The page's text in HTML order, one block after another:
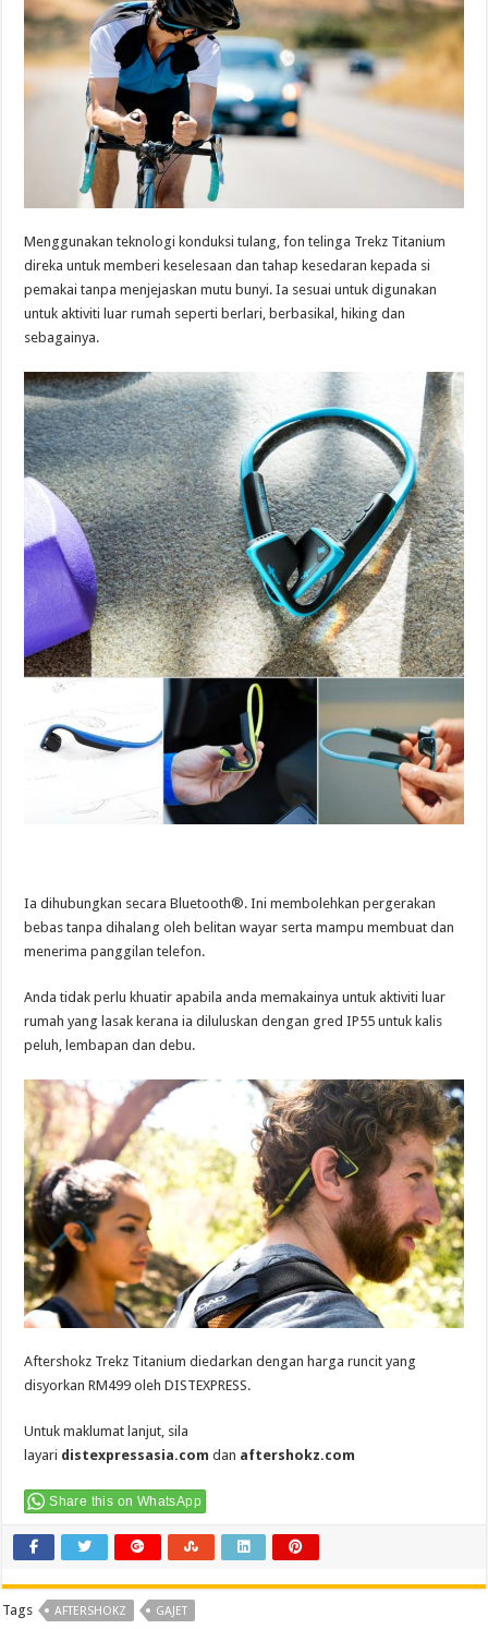
Menggunakan teknologi konduksi tulang, fon telinga Trekz Titanium
direka untuk memberi keselesaan dan tahap kesedaran kepada si
pemakai tanpa menjejaskan mutu bunyi. Ia sesuai untuk digunakan
untuk aktiviti luar rumah seperti berlari, berbasikal, hiking dan
sebagainya.
Ia dihubungkan secara Bluetooth®. Ini membolehkan pergerakan
bebas tanpa dihalang oleh belitan wayar serta mampu membuat dan
menerima panggilan telefon.
Anda tidak perlu khuatir apabila anda memakainya untuk aktiviti luar
rumah yang lasak kerana ia diluluskan dengan gred IP55 untuk kalis
peluh, lembapan dan debu.
Aftershokz Trekz Titanium diedarkan dengan harga runcit yang
disyorkan RM499 oleh DISTEXPRESS.
Untuk maklumat lanjut, sila
layari distexpressasia.com dan aftershokz.com
Share this on WhatsApp
Tags AFTERSHOKZ GAJET